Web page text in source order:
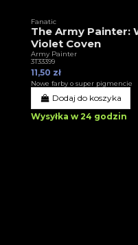
Fanatic
The Army Painter:
Violet Coven
Army Painter
3T33399
11,50 zł
Nowe farby o super pigmencie
Dodaj do koszyka
Wysyłka w 24 godzin